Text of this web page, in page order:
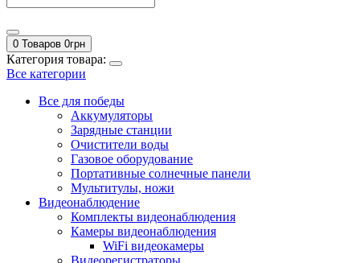
0 Товаров 0грн
Категория товара:
Все категории
Все для победы
Аккумуляторы
Зарядные станции
Очистители воды
Газовое оборудование
Портативные солнечные панели
Мультитулы, ножи
Видеонаблюдение
Комплекты видеонаблюдения
Камеры видеонаблюдения
WiFi видеокамеры
Видеорегистраторы